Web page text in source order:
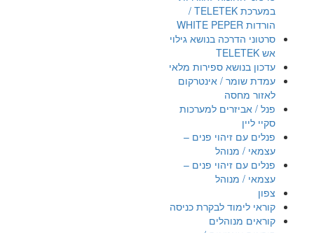
במערכת TELETEK /
הורדות WHITE PEPER
סרטוני הדרכה בנושא גילוי
אש TELETEK
עדכון בנושא ספירות מלאי
עמדת שומר / אינטרקום
לאזור מחסה
פנל / אביזרים למערכות
סקיי ליין
פנלים עם זיהוי פנים –
עצמאי / מנוהל
פנלים עם זיהוי פנים –
עצמאי / מנוהל
צפון
קוראי לימוד לבקרת כניסה
קוראים מנוהלים